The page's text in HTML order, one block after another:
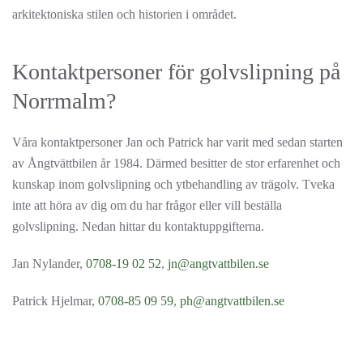
arkitektoniska stilen och historien i området.
Kontaktpersoner för golvslipning på
Norrmalm?
Våra kontaktpersoner Jan och Patrick har varit med sedan starten
av Ångtvättbilen år 1984. Därmed besitter de stor erfarenhet och
kunskap inom golvslipning och ytbehandling av trägolv. Tveka
inte att höra av dig om du har frågor eller vill beställa
golvslipning. Nedan hittar du kontaktuppgifterna.
Jan Nylander, 0708-19 02 52, jn@angtvattbilen.se
Patrick Hjelmar, 0708-85 09 59, ph@angtvattbilen.se